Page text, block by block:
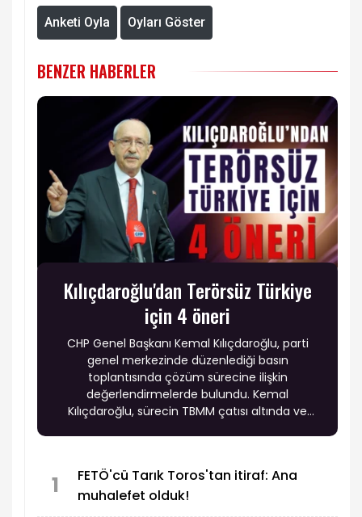
Anketi Oyla Oyları Göster
BENZER HABERLER
Kılıçdaroğlu'dan Terörsüz Türkiye
için 4 öneri
CHP Genel Başkanı Kemal Kılıçdaroğlu, parti
genel merkezinde düzenlediği basın
toplantısında çözüm sürecine ilişkin
değerlendirmelerde bulundu. Kemal
Kılıçdaroğlu, sürecin TBMM çatısı altında ve
1
FETÖ'cü Tarık Toros'tan itiraf: Ana
muhalefet olduk!